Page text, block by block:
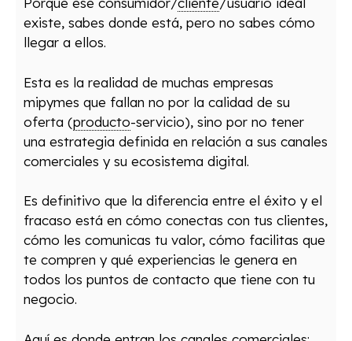
existe, sabes donde está, pero no sabes cómo
llegar a ellos.
Esta es la realidad de muchas empresas
mipymes que fallan no por la calidad de su
oferta (producto-servicio), sino por no tener
una estrategia definida en relación a sus canales
comerciales y su ecosistema digital.
Es definitivo que la diferencia entre el éxito y el
fracaso está en cómo conectas con tus clientes,
cómo les comunicas tu valor, cómo facilitas que
te compren y qué experiencias le genera en
todos los puntos de contacto que tiene con tu
negocio.